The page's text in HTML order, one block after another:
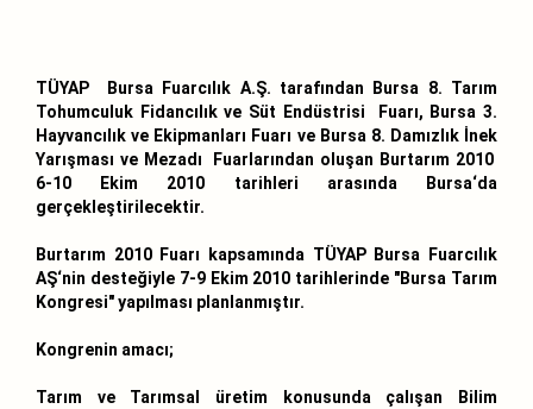
TÜYAP Bursa Fuarcılık A.Ş. tarafından Bursa 8. Tarım
Tohumculuk Fidancılık ve Süt Endüstrisi Fuarı, Bursa 3.
Hayvancılık ve Ekipmanları Fuarı ve Bursa 8. Damızlık İnek
Yarışması ve Mezadı Fuarlarından oluşan Burtarım 2010
6-10 Ekim 2010 tarihleri arasında Bursa‘da
gerçekleştirilecektir.
Burtarım 2010 Fuarı kapsamında TÜYAP Bursa Fuarcılık
AŞ‘nin desteğiyle 7-9 Ekim 2010 tarihlerinde "Bursa Tarım
Kongresi" yapılması planlanmıştır.
Kongrenin amacı;
Tarım ve Tarımsal üretim konusunda çalışan Bilim